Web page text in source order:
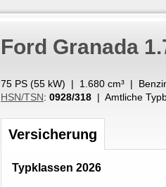
Ford Granada
75 PS (55 kW) | 1.680 cm³ |
HSN/TSN: 0928/318 | Amtliche
Versicherung
Typklassen 2026